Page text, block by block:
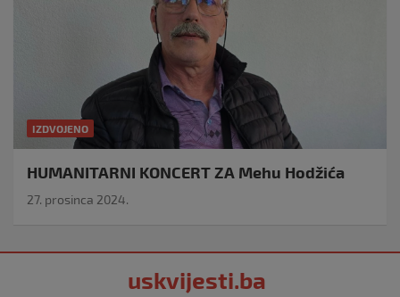
IZDVOJENO
HUMANITARNI KONCERT ZA Mehu Hodžića
27. prosinca 2024.
uskvijesti.ba